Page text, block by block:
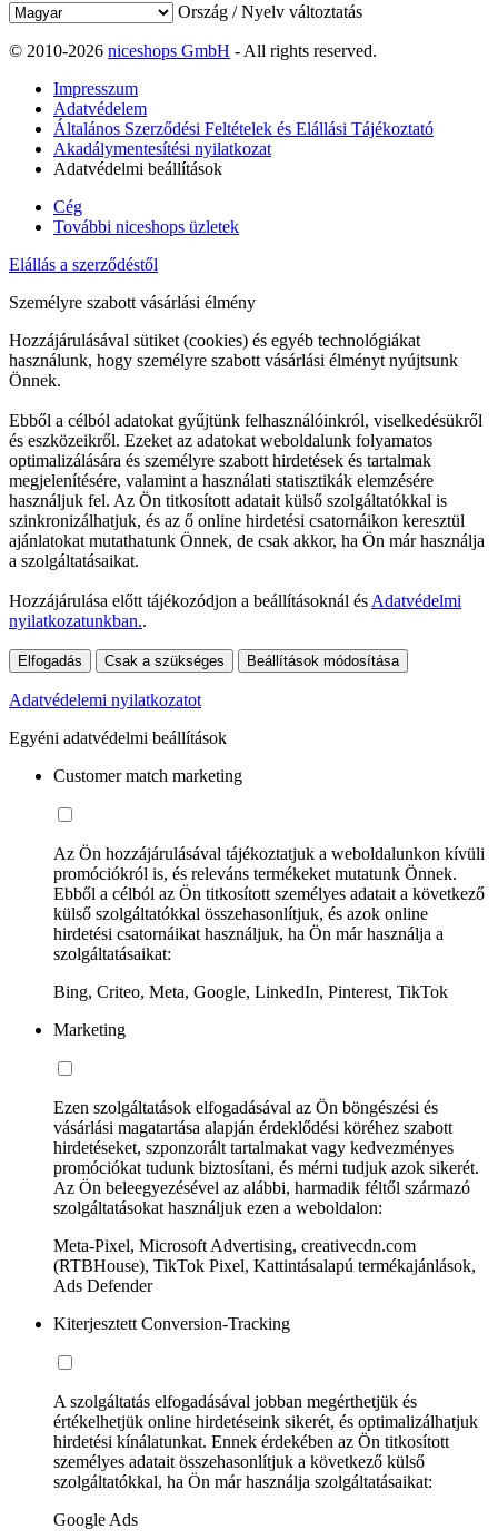
Ország / Nyelv változtatás
© 2010-2026 niceshops GmbH - All rights reserved.
Impresszum
Adatvédelem
Általános Szerződési Feltételek és Elállási Tájékoztató
Akadálymentesítési nyilatkozat
Adatvédelmi beállítások
Cég
További niceshops üzletek
Elállás a szerződéstől
Személyre szabott vásárlási élmény
Hozzájárulásával sütiket (cookies) és egyéb technológiákat
használunk, hogy személyre szabott vásárlási élményt nyújtsunk
Önnek.
Ebből a célból adatokat gyűjtünk felhasználóinkról, viselkedésükről
és eszközeikről. Ezeket az adatokat weboldalunk folyamatos
optimalizálására és személyre szabott hirdetések és tartalmak
megjelenítésére, valamint a használati statisztikák elemzésére
használjuk fel. Az Ön titkosított adatait külső szolgáltatókkal is
szinkronizálhatjuk, és az ő online hirdetési csatornáikon keresztül
ajánlatokat mutathatunk Önnek, de csak akkor, ha Ön már használja
a szolgáltatásaikat.
Hozzájárulása előtt tájékozódjon a beállításoknál és Adatvédelmi
nyilatkozatunkban..
Elfogadás Csak a szükséges Beállítások módosítása
Adatvédelemi nyilatkozatot
Egyéni adatvédelmi beállítások
Customer match marketing
Az Ön hozzájárulásával tájékoztatjuk a weboldalunkon kívüli
promóciókról is, és releváns termékeket mutatunk Önnek.
Ebből a célból az Ön titkosított személyes adatait a következő
külső szolgáltatókkal összehasonlítjuk, és azok online
hirdetési csatornáikat használjuk, ha Ön már használja a
szolgáltatásaikat:
Bing, Criteo, Meta, Google, LinkedIn, Pinterest, TikTok
Marketing
Ezen szolgáltatások elfogadásával az Ön böngészési és
vásárlási magatartása alapján érdeklődési köréhez szabott
hirdetéseket, szponzorált tartalmakat vagy kedvezményes
promóciókat tudunk biztosítani, és mérni tudjuk azok sikerét.
Az Ön beleegyezésével az alábbi, harmadik féltől származó
szolgáltatásokat használjuk ezen a weboldalon:
Meta-Pixel, Microsoft Advertising, creativecdn.com
(RTBHouse), TikTok Pixel, Kattintásalapú termékajánlások,
Ads Defender
Kiterjesztett Conversion-Tracking
A szolgáltatás elfogadásával jobban megérthetjük és
értékelhetjük online hirdetéseink sikerét, és optimalizálhatjuk
hirdetési kínálatunkat. Ennek érdekében az Ön titkosított
személyes adatait összehasonlítjuk a következő külső
szolgáltatókkal, ha Ön már használja szolgáltatásaikat:
Google Ads